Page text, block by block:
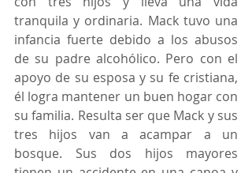
tranquila y ordinaria. Mack tuvo una
infancia fuerte debido a los abusos
de su padre alcohólico. Pero con el
apoyo de su esposa y su fe cristiana,
él logra mantener un buen hogar con
su familia. Resulta ser que Mack y sus
tres hijos van a acampar a un
bosque. Sus dos hijos mayores